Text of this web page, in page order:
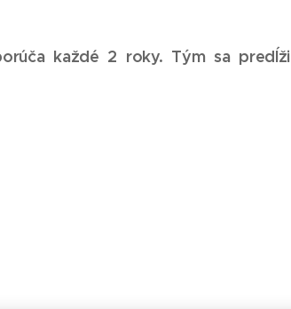
každé 2 roky. Tým sa predĺži